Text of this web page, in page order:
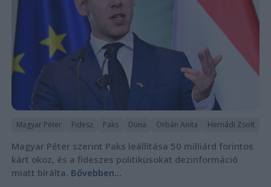
Magyar Péter Fidesz Paks Duna Orbán Anita Hernádi Zsolt
Magyar Péter szerint Paks leállítása 50 milliárd forintos
kárt okoz, és a fideszes politikusokat dezinformáció
miatt bírálta. Bővebben...